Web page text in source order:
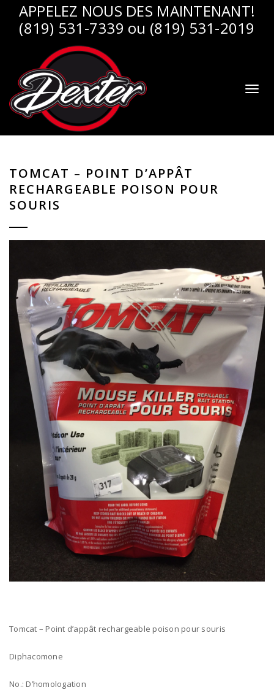
APPELEZ NOUS DES MAINTENANT!
(819) 531-7339 ou (819) 531-2019
Toggle
TOMCAT – POINT D’APPÂT
RECHARGEABLE POISON POUR
SOURIS
Tomcat – Point d’appât rechargeable poison pour souris
Diphacomone
No.: D’homologation